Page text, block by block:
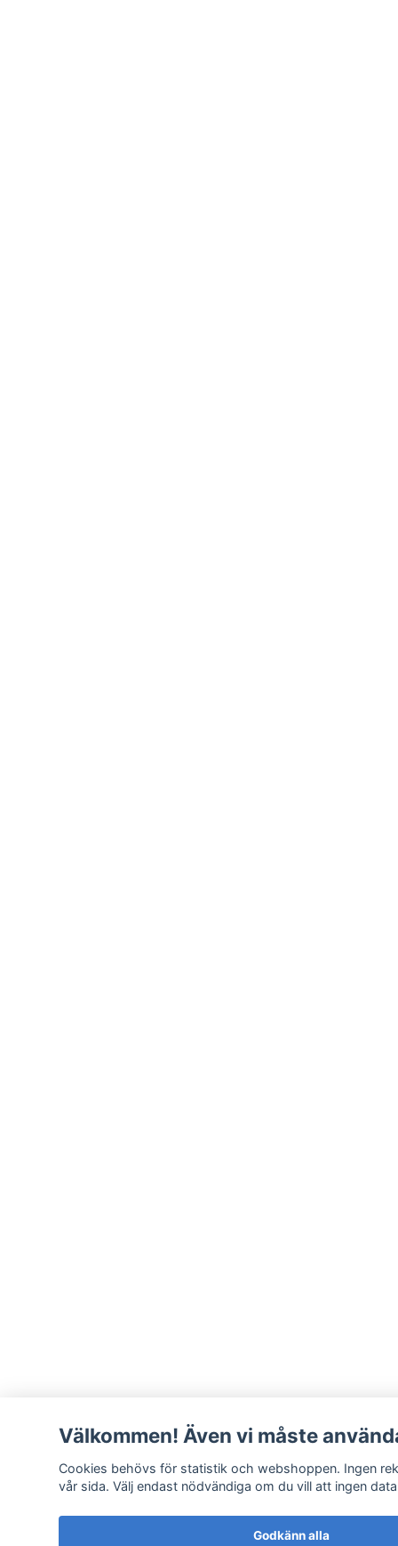
Välkommen! Även vi måste
Cookies behövs för statistik och webshoppen. Ingen
vår sida. Välj endast nödvändiga om du vill att ingen
Godkänn alla